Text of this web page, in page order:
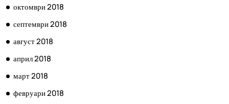
октомври 2018
септември 2018
август 2018
април 2018
март 2018
февруари 2018